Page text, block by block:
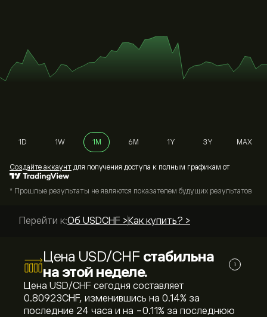
1D 1W 1M 6M 1Y 3Y MAX
Cоздайте аккаунт для получения доступа к полным графикам от
* Прошлые результаты не являются показателем будущих результатов
Перейти к:Об USDCHF > Как купить? >
Цена USD/CHF стабильна
на этой неделе.
i
Цена USD/CHF сегодня составляет
0.80923‎CHF‎, изменившись на ‎0.14‎% за
последние 24 часа и на ‎-0.11‎% за последнюю